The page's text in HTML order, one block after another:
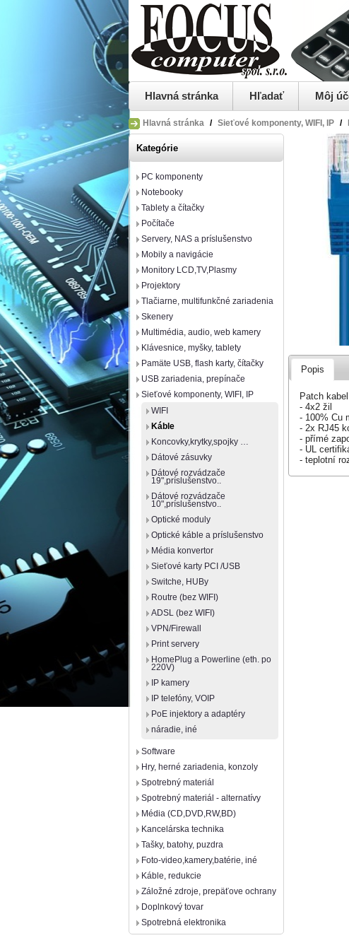
Hlavná stránka Hľadať Môj
Hlavná stránka / Sieťové komponenty, WIFI, IP /
Kategórie
PC komponenty
Notebooky
Tablety a čítačky
Počítače
Servery, NAS a príslušenstvo
Mobily a navigácie
Monitory LCD,TV,Plasmy
Projektory
Tlačiarne, multifunkčné zariadenia
Skenery
Multimédia, audio, web kamery
Klávesnice, myšky, tablety
Pamäte USB, flash karty, čítačky
USB zariadenia, prepínače
Sieťové komponenty, WIFI, IP
WIFI
Káble
Koncovky,krytky,spojky …
Dátové zásuvky
Dátové rozvádzače
19",príslušenstvo..
Dátové rozvádzače
10",príslušenstvo..
Optické moduly
Optické káble a príslušenstvo
Média konvertor
Sieťové karty PCI /USB
Switche, HUBy
Routre (bez WIFI)
ADSL (bez WIFI)
VPN/Firewall
Print servery
HomePlug a Powerline (eth. po
220V)
IP kamery
IP telefóny, VOIP
PoE injektory a adaptéry
náradie, iné
Software
Hry, herné zariadenia, konzoly
Spotrebný materiál
Spotrebný materiál - alternatívy
Média (CD,DVD,RW,BD)
Kancelárska technika
Tašky, batohy, puzdra
Foto-video,kamery,batérie, iné
Káble, redukcie
Záložné zdroje, prepäťove ochrany
Doplnkový tovar
Spotrebná elektronika
Popis
Patch
- 4x2 žil
- 100% Cu
- 2x RJ45
- přímé
- UL
- teplotní